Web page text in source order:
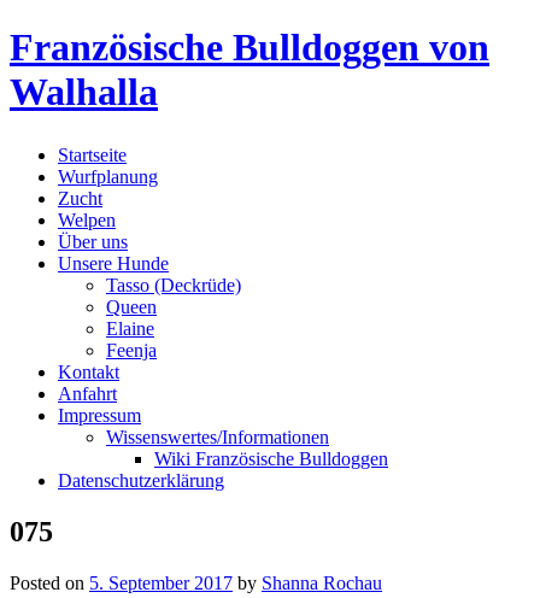
Skip
to
content
Französische Bulldoggen von
Walhalla
Startseite
Wurfplanung
Zucht
Welpen
Über uns
Unsere Hunde
Tasso (Deckrüde)
Queen
Elaine
Feenja
Kontakt
Anfahrt
Impressum
Wissenswertes/Informationen
Wiki Französische Bulldoggen
Datenschutzerklärung
075
Posted on 5. September 2017 by Shanna Rochau